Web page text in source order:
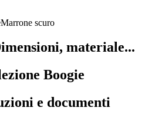
Marrone scuro
materiale...
Boogie
e documenti